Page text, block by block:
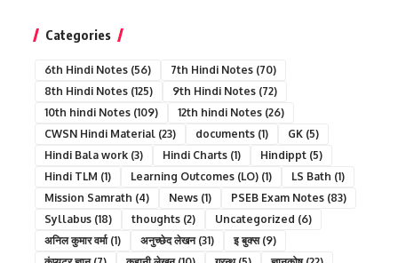
Categories
6th Hindi Notes (56) 7th Hindi Notes (70)
8th Hindi Notes (125) 9th Hindi Notes (72)
10th hindi Notes (109) 12th hindi Notes (26)
CWSN Hindi Material (23) documents (1) GK (5)
Hindi Bala work (3) Hindi Charts (1) Hindippt (5)
Hindi TLM (1) Learning Outcomes (LO) (1) LS Bath (1)
Mission Samrath (4) News (1) PSEB Exam Notes (83)
Syllabus (18) thoughts (2) Uncategorized (6)
अनिल कुमार वर्मा(1) अनुच्छेद लेखन(31) इ बुक्स(9)